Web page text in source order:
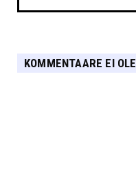
KOMMENTAARE EI OLE